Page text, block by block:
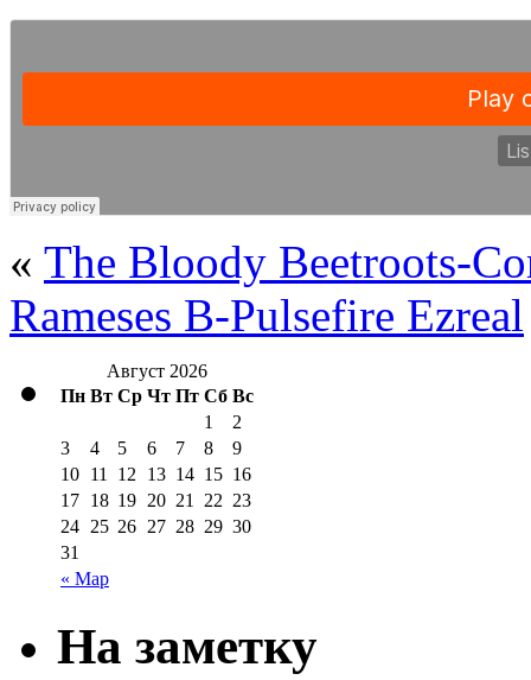
« The Bloody Beetroots-
Rameses B-Pulsefire Ezreal
Август 2026
Пн Вт Ср Чт Пт Сб Вс
« Мар
1
2
3
4 5 6 7 8
9
10 11 12 13 14 15 16
17 18 19 20 21 22 23
24 25 26 27 28 29 30
31
На заметку